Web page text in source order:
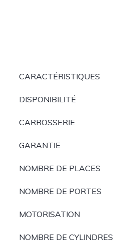
CARACTÉRISTIQUES
DISPONIBILITÉ
CARROSSERIE
GARANTIE
NOMBRE DE PLACES
NOMBRE DE PORTES
MOTORISATION
NOMBRE DE CYLINDRES